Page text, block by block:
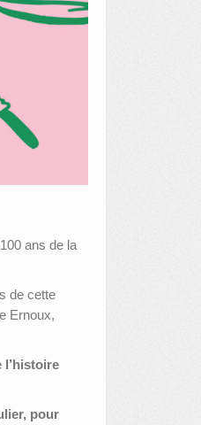
ans de la
de cette
Ernoux,
l’histoire
pour